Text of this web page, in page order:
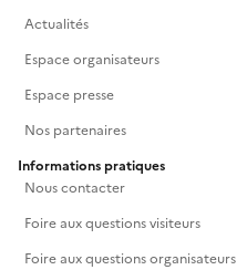
Actualités
Espace organisateurs
Espace presse
Nos partenaires
Informations pratiques
Nous contacter
Foire aux questions visiteurs
Foire aux questions organisateurs